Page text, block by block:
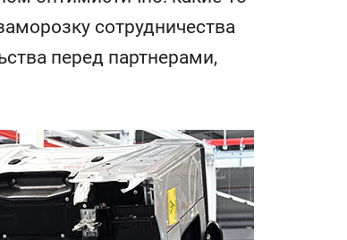
сотрудничества
перед партнерами,
антихрупких команд